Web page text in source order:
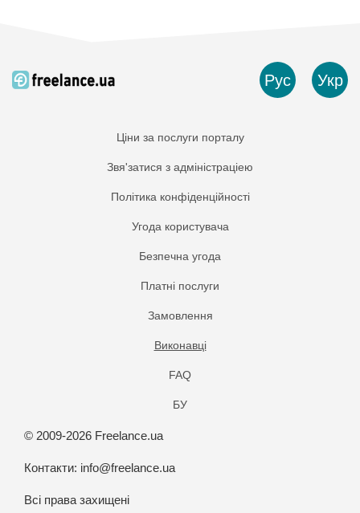
Рус Укр
Ціни за послуги порталу
Звя'затися з адміністраціею
Політика конфіденційності
Угода користувача
Безпечна угода
Платнi послуги
Замовлення
Виконавці
FAQ
БУ
© 2009-2026 Freelance.ua
Контакти: info@freelance.ua
Всі права захищені